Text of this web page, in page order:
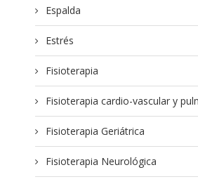
Espalda
Estrés
Fisioterapia
Fisioterapia cardio-vascular y
Fisioterapia Geriátrica
Fisioterapia Neurológica